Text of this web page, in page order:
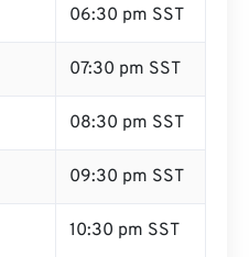
06:30 pm SST
07:30 pm SST
08:30 pm SST
09:30 pm SST
10:30 pm SST